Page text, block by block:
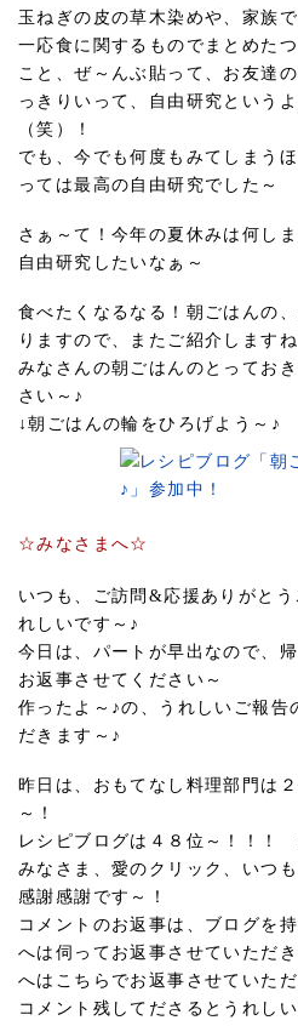
玉ねぎの皮の草木染めや、家族
一応食に関するものでまとめた
こと、ぜ～んぶ貼って、お友達
っきりいって、自由研究という
（笑）！
でも、今でも何度もみてしまう
っては最高の自由研究でした～
さぁ～て！今年の夏休みは何し
自由研究したいなぁ～
食べたくなるなる！朝ごはんの
りますので、またご紹介しますね
みなさんの朝ごはんのとってお
さい～♪
↓朝ごはんの輪をひろげよう～♪
☆みなさまへ☆
いつも、ご訪問&応援ありがと
れしいです～♪
今日は、パートが早出なので、
お返事させてください～
作ったよ～♪の、うれしいご報告
だきます～♪
昨日は、おもてなし料理部門は
～！
レシピブログは４８位～！！！
みなさま、愛のクリック、いつ
感謝感謝です～！
コメントのお返事は、ブログを
へは伺ってお返事させていただ
へはこちらでお返事させていただ
コメント残してださるとうれし